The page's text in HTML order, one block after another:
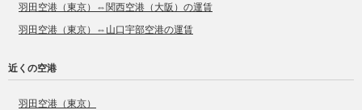
羽田空港（東京）⇔関西空港（大阪）の運賃
羽田空港（東京）⇔山口宇部空港の運賃
近くの空港
羽田空港（東京）